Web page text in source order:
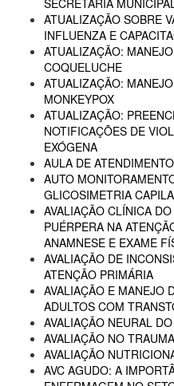
SECRETARIA
ATUALIZAÇÃO SOBRE
INFLUENZA E
ATUALIZAÇÃO:
COQUELUCHE
ATUALIZAÇÃO:
MONKEYPOX
ATUALIZAÇÃO:
NOTIFICAÇÕES DE
EXÓGENA
AULA DE
AUTO
GLICOSIMETRIA
AVALIAÇÃO CLÍNICA
PUÉRPERA NA
ANAMNESE E EXAME
AVALIAÇÃO DE
ATENÇÃO PRIMÁRIA
AVALIAÇÃO E MANEJO
ADULTOS COM
AVALIAÇÃO NEURAL
AVALIAÇÃO NO TRAUMA
AVALIAÇÃO
AVC AGUDO: A